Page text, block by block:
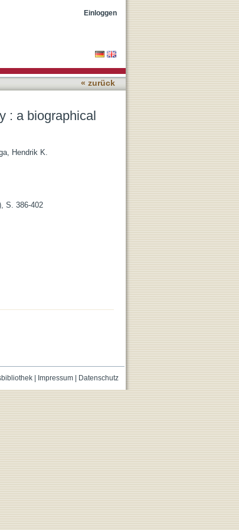
Einloggen
« zurück
: a biographical
Hendrik K.
S. 386-402
| Impressum| Datenschutz